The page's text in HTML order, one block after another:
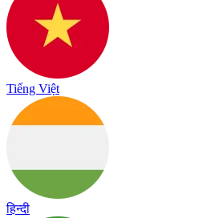
Tiếng Việt
हिन्दी